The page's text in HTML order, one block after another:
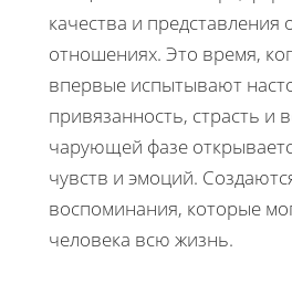
качества и представления
отношениях. Это время,
впервые испытывают
привязанность, страсть и
чарующей фазе
чувств и эмоций.
воспоминания, которые
человека всю жизнь.